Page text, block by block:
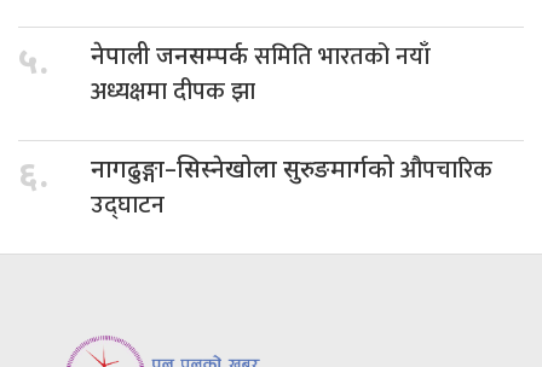
५. नेपाली जनसम्पर्कसमिति भारतको नयाँ
अध्यक्षमा दीपक झा
६. नागढुङ्गा–सिस्नेखोला सुरुङमार्गकोऔपचारिक
उद्घाटन